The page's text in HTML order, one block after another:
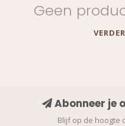
Geen
Abonneer je
Blijf op de hoogte